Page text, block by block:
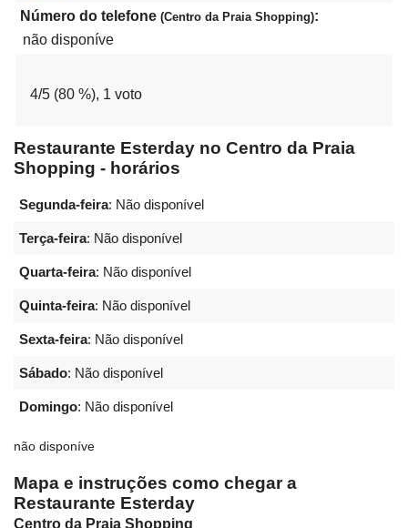
Número do telefone (Centro da Praia Shopping):
não disponíve
4/5 (80 %), 1 voto
Restaurante Esterday no Centro da Praia
Shopping - horários
Segunda-feira: Não disponível
Terça-feira: Não disponível
Quarta-feira: Não disponível
Quinta-feira: Não disponível
Sexta-feira: Não disponível
Sábado: Não disponível
Domingo: Não disponível
não disponíve
Mapa e instruções como chegar a
Restaurante Esterday
Centro da Praia Shopping